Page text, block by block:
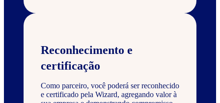
Reconhecimento e
certificação
Como parceiro, você poderá ser reconhecido
e certificado pela Wizard, agregando valor à